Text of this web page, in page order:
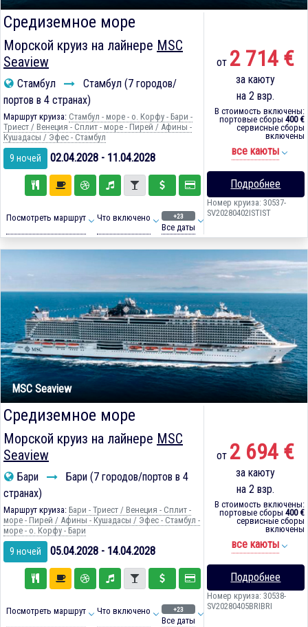
Средиземное море
Морской круиз на лайнере MSC
Seaview
Стамбул
Стамбул (7 городов/
портов в 4 странах)
Маршрут круиза: Стамбул - море - о. Корфу - Бари -
Триест / Венеция - Сплит - море - Пирей / Афины -
Кушадасы / Эфес - Стамбул
9 ночей 02.04.2028 - 11.04.2028
Посмотреть маршрут Что включено +23
Все даты
от 2 714 €
за каюту
на 2 взр.
В стоимость включены:
портовые сборы 400 €
сервисные сборы
включены
все каюты
Подробнее
Номер круиза: 30537-
SV20280402ISTIST
MSC Seaview
Средиземное море
Морской круиз на лайнере MSC
Seaview
Бари
Бари (7 городов/портов в 4
странах)
Маршрут круиза: Бари - Триест / Венеция - Сплит -
море - Пирей / Афины - Кушадасы / Эфес - Стамбул -
море - о. Корфу - Бари
9 ночей 05.04.2028 - 14.04.2028
Посмотреть маршрут Что включено +23
Все даты
от 2 694 €
за каюту
на 2 взр.
В стоимость включены:
портовые сборы 400 €
сервисные сборы
включены
все каюты
Подробнее
Номер круиза: 30538-
SV20280405BRIBRI